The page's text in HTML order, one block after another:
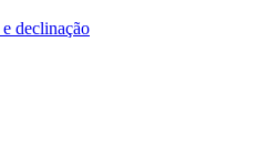
e declinação